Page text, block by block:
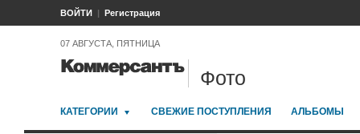
ВОЙТИ Регистрация
07 АВГУСТА, ПЯТНИЦА
Фото
КАТЕГОРИИ СВЕЖИЕ ПОСТУПЛЕНИЯ АЛЬБОМЫ